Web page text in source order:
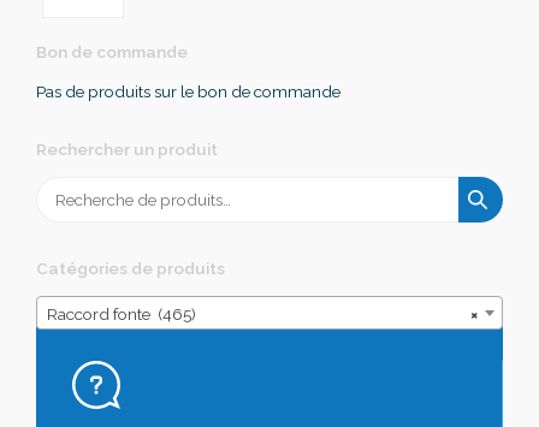
Bon de commande
Pas de produits sur le bon de commande
Rechercher un produit
pour :
Catégories de produits
×
Raccord fonte (465)